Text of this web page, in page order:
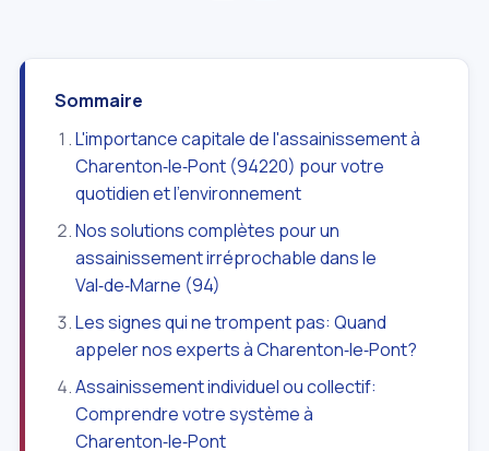
Sommaire
L'importance capitale de l'assainissement à
Charenton‑le‑Pont (94220) pour votre
quotidien et l'environnement
Nos solutions complètes pour un
assainissement irréprochable dans le
Val‑de‑Marne (94)
Les signes qui ne trompent pas: Quand
appeler nos experts à Charenton‑le‑Pont?
Assainissement individuel ou collectif:
Comprendre votre système à
Charenton‑le‑Pont